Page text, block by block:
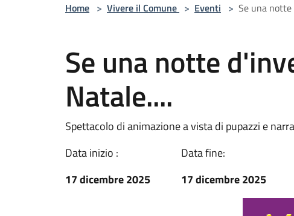
Home > Vivere il Comune > Eventi > Se una notte
Se una notte
Natale....
Spettacolo di animazione a vista di pupazzi e
Data inizio :
17 dicembre 2025
Data fine:
17 dicembre 2025